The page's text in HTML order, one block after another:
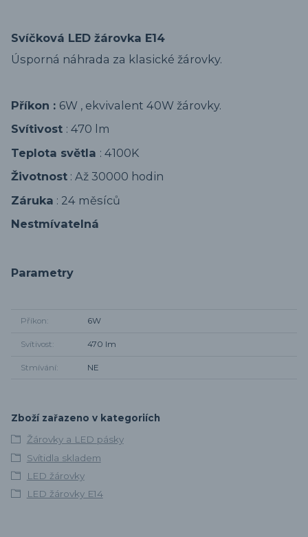
Svíčková LED žárovka E14
Úsporná náhrada za klasické žárovky.
Příkon : 6W , ekvivalent 40W žárovky.
Svítivost : 470 lm
Teplota světla : 4100K
Životnost : Až 30000 hodin
Záruka : 24 měsíců
Nestmívatelná
Parametry
Příkon 6W
Svítivost 470 lm
Stmívání NE
Zboží zařazeno v kategoriích
Žárovky a LED pásky
Svítidla skladem
LED žárovky
LED žárovky E14